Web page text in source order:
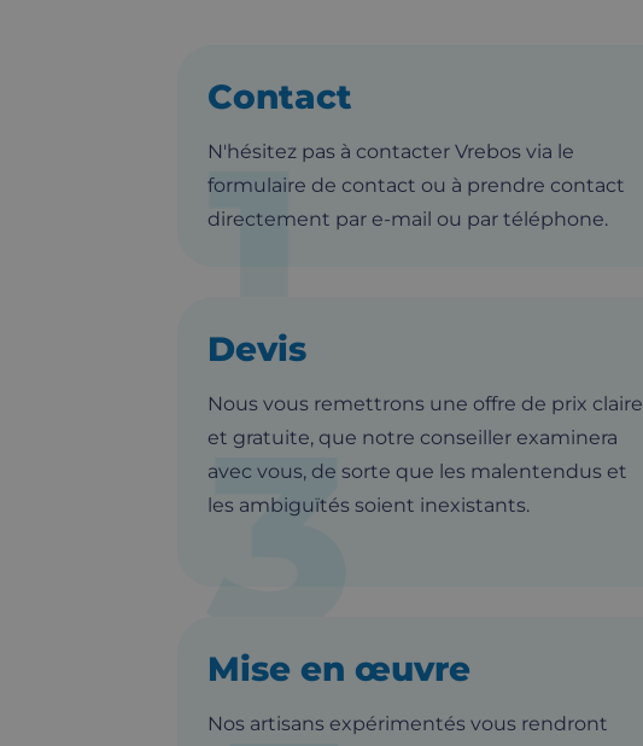
Contact
N'hésitez pas à contacter Vrebos via le
formulaire de contact ou à prendre contact
directement par e-mail ou par téléphone.
1
Devis
Nous vous remettrons une offre de prix claire
et gratuite, que notre conseiller examinera
avec vous, de sorte que les malentendus et
les ambiguïtés soient inexistants.
3
Mise en œuvre
Nos artisans expérimentés vous rendront